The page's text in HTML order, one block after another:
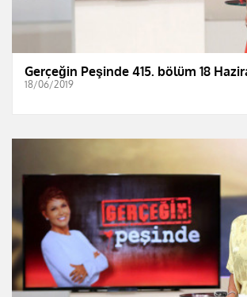
Gerçeğin Peşinde 415. bölüm 18
18/06/2019